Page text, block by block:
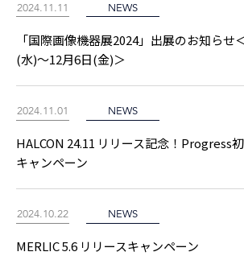
2024.11.11 NEWS
「国際画像機器展2024」出展のお知らせ
(水)～12月6日(金)＞
2024.11.01 NEWS
HALCON 24.11 リリース記念！Progress
キャンペーン
2024.10.22 NEWS
MERLIC 5.6 リリースキャンペーン